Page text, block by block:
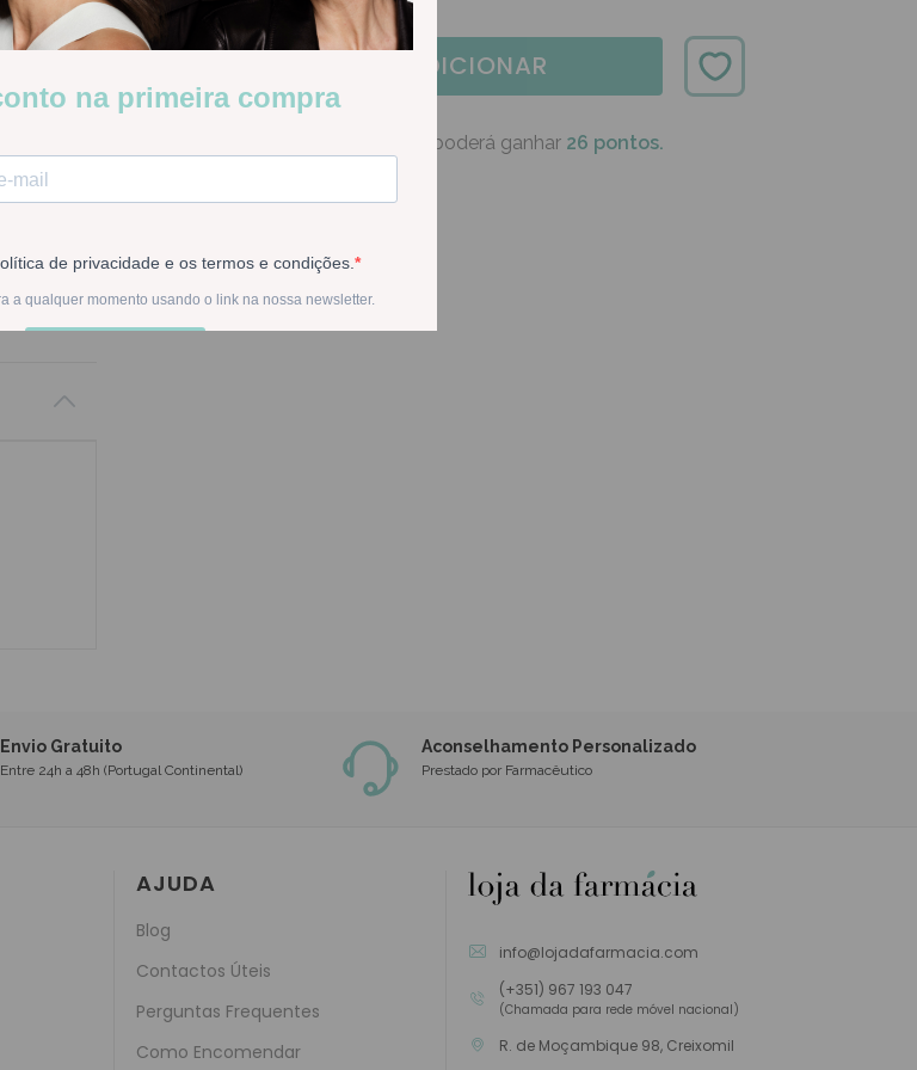
ADICIONAR
Na compra deste produto poderá ganhar 26 pontos.
Envio Gratuito
Entre 24h a 48h (Portugal Continental)
Aconselhamento Personalizado
Prestado por Farmacêutico
AJUDA
Blog
Contactos Úteis
Perguntas Frequentes
Como Encomendar
info@lojadafarmacia.com
(+351) 967 193 047
(Chamada para rede móvel nacional)
R. de Moçambique 98, Creixomil